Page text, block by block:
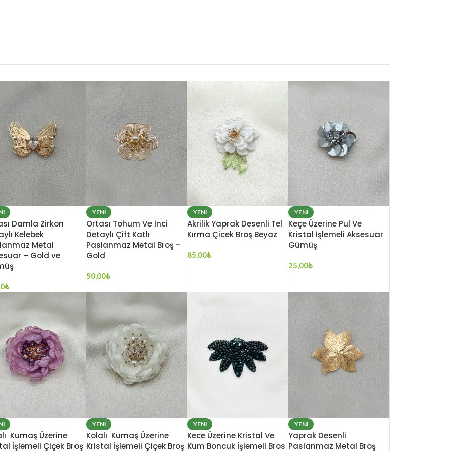
Damla Zirkon
Kelebek
Metal
– Gold ve
₺
YENI
Ortası Tohum Ve İnci
Detaylı Çift Katlı
Paslanmaz Metal Broş –
Gold
50,00₺
YENI
Akrilik Yaprak Desenli Tel
Kırma Çicek Broş Beyaz
85,00₺
YENI
Keçe Üzerine Pul Ve
Kristal İşlemeli Aksesuar
Gümüş
25,00₺
Kumaş Üzerine
İşlemeli Çiçek Broş
YENI
Kolalı Kumaş Üzerine
Kristal İşlemeli Çiçek Broş
YENI
Kece Üzerine Kristal Ve
Kum Boncuk İşlemeli Bros
YENI
Yaprak Desenli
Paslanmaz Metal Broş